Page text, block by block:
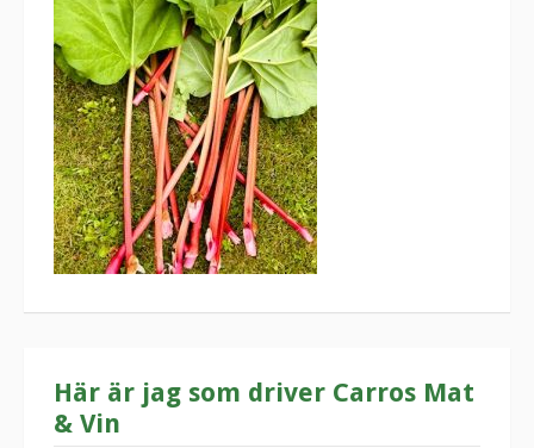
Här är jag som driver Carros Mat
& Vin